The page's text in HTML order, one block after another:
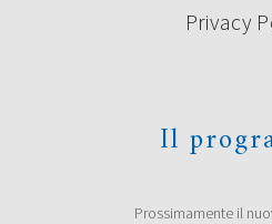
Privacy
Il
Prossimamente il